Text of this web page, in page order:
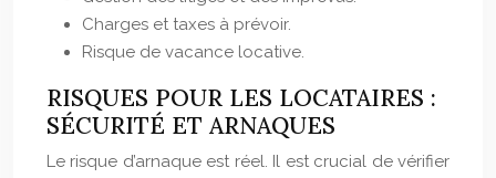
Charges et taxes à prévoir.
Risque de vacance locative.
RISQUES POUR LES LOCATAIRES :
SÉCURITÉ ET ARNAQUES
Le risque d’arnaque est réel. Il est crucial de vérifier